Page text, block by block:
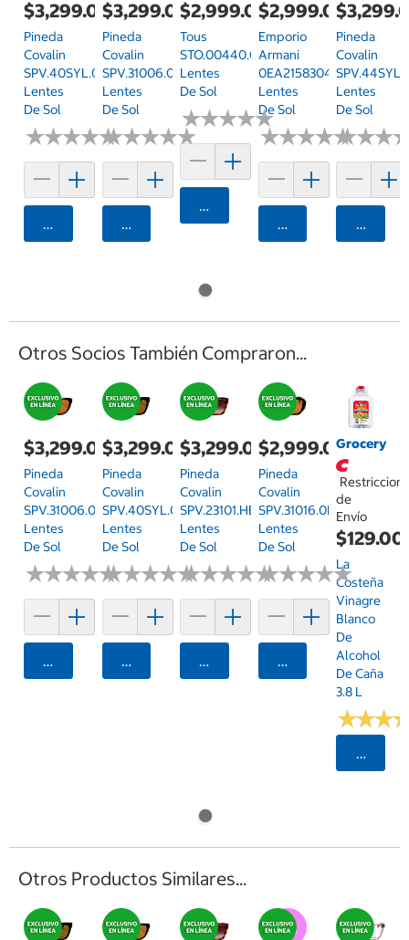
$3,299.00
Pineda
Covalin
SPV.40SYL.0BLK.56
Lentes
De Sol
★★★★★
★★★★★
Agregar
$3,299.00
Pineda
Covalin
SPV.31006.0PUR.58
Lentes
De Sol
★★★★★
★★★★★
Agregar
$2,999.00
Tous
STO.00440.0SNA.52
Lentes
De Sol
★★★★★
★★★★★
Agregar
$2,999.00
Emporio
Armani
0EA21583045/557
Lentes
De Sol
★★★★★
★★★★★
Agregar
Pineda
Covalin
Lentes
De Sol
★★★
★★★
Otros Socios También Compraron...
$3,299.00
Pineda
Covalin
SPV.31006.0PUR.58
Lentes
De Sol
★★★★★
★★★★★
Agregar
$3,299.00
Pineda
Covalin
SPV.40SYL.0BLK.56
Lentes
De Sol
★★★★★
★★★★★
Agregar
$3,299.00
Pineda
Covalin
SPV.23101.HBRN.55
Lentes
De Sol
★★★★★
★★★★★
Agregar
$2,999.00
Pineda
Covalin
SPV.31016.0DMI.54
Lentes
De Sol
★★★★★
★★★★★
Agregar
Grocery
de
Envío
$129.00
La
Costeña
Vinagre
Blanco
De
Alcohol
De Caña
3.8 L
★★★
★★★
Otros Productos Similares...